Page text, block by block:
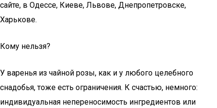
сайте, в Одессе, Киеве, Львове, Днепропетровске,
Харькове.
Кому нельзя?
У варенья из чайной розы, как и у любого целебного
снадобья, тоже есть ограничения. К счастью, немного:
индивидуальная непереносимость ингредиентов или